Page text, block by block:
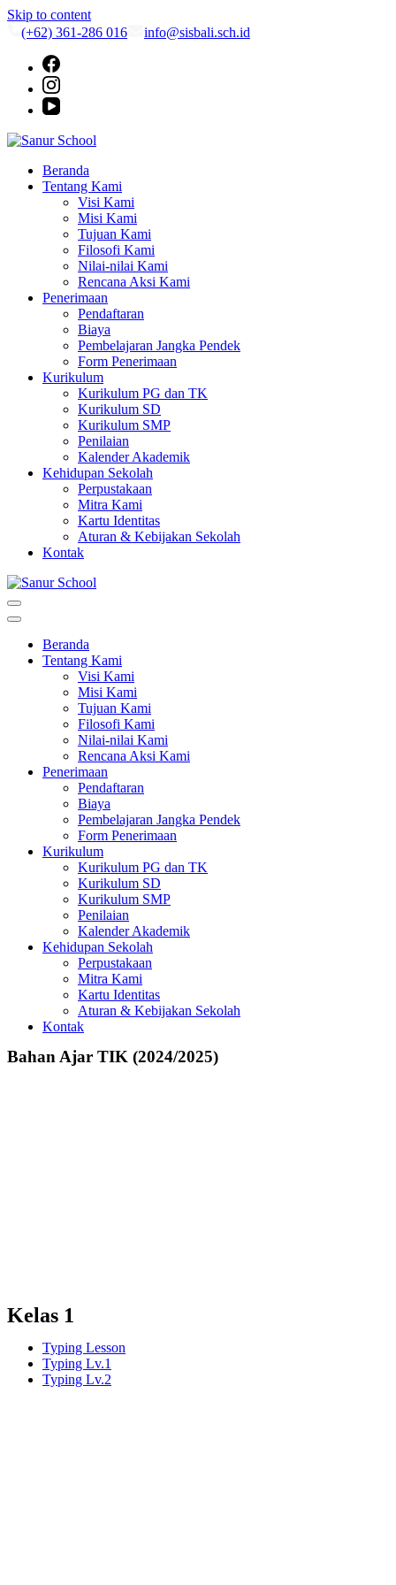
Skip to content
(+62) 361-286 016
info@sisbali.sch.id
Sanur School
Belajar untuk Hidup
Beranda
Tentang Kami
Visi Kami
Misi Kami
Tujuan Kami
Filosofi Kami
Nilai-nilai Kami
Rencana Aksi Kami
Penerimaan
Pendaftaran
Biaya
Pembelajaran Jangka Pendek
Form Penerimaan
Kurikulum
Kurikulum PG dan TK
Kurikulum SD
Kurikulum SMP
Penilaian
Kalender Akademik
Kehidupan Sekolah
Perpustakaan
Mitra Kami
Kartu Identitas
Aturan & Kebijakan Sekolah
Kontak
Beranda
Tentang Kami
Visi Kami
Misi Kami
Tujuan Kami
Filosofi Kami
Nilai-nilai Kami
Rencana Aksi Kami
Penerimaan
Pendaftaran
Biaya
Pembelajaran Jangka Pendek
Form Penerimaan
Kurikulum
Kurikulum PG dan TK
Kurikulum SD
Kurikulum SMP
Penilaian
Kalender Akademik
Kehidupan Sekolah
Perpustakaan
Mitra Kami
Kartu Identitas
Aturan & Kebijakan Sekolah
Kontak
Bahan Ajar TIK (2024/2025)
Kelas 1
Typing Lesson
Typing Lv.1
Typing Lv.2